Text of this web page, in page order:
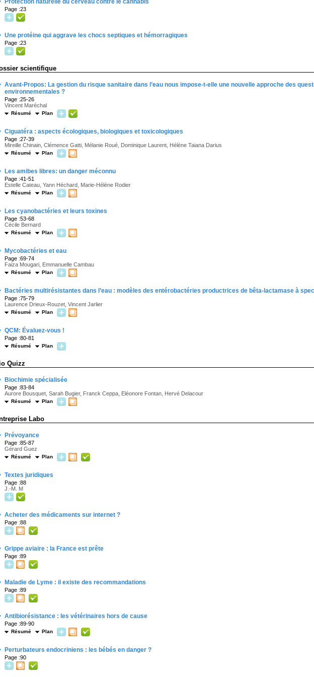
Protection naturelle du cerveau contre le cannabis
Page :23
Une protéine qui aggrave les chocs septiques et hémorragiques
Page :23
scientifique
Avant-Propos: La gestion du risque sanitaire dans l’eau nous impose-t-elle une nouvelle approche des
environnementales ?
Page :25-26
Vincent Maréchal
Résumé Plan
Ciguatéra : aspects écologiques, biologiques et toxicologiques
Page :27-39
Mireille Chinain, Clémence Gatti, Mélanie Roué, Dominique Laurent, Hélène Taiana Darius
Résumé Plan
Les amibes libres: un danger méconnu
Page :41-51
Estelle Cateau, Yann Héchard, Marie-Hélène Rodier
Résumé Plan
Les cyanobactéries et leurs toxines
Page :53-68
Cécile Bernard
Résumé Plan
Mycobactéries et eau
Page :69-74
Faiza Mougari, Emmanuelle Cambau
Résumé Plan
Bactéries multirésistantes dans l’eau : modèles des entérobactéries productrices de bêta-lactamase à
Page :75-79
Laurence Drieux-Rouzet, Vincent Jarlier
Résumé Plan
QCM: Évaluez-vous !
Page :80-81
Résumé Plan
Quizz
Biochimie spécialisée
Page :83-84
Aurore Bousquet, Sarah Bugier, Franck Ceppa, Eléonore Fontan, Hervé Delacour
Résumé Plan
Labo
Prévoyance
Page :85-87
Gérard Guez
Résumé Plan
Textes juridiques
Page :88
J.-M. M
Acheter des médicaments sur internet ?
Page :88
Grippe aviaire : la France est prête
Page :89
Maladie de Lyme : il existe des recommandations
Page :89
Antibiorésistance : les vétérinaires hors de cause
Page :89-90
Résumé Plan
Perturbateurs endocriniens : les bébés en danger ?
Page :90